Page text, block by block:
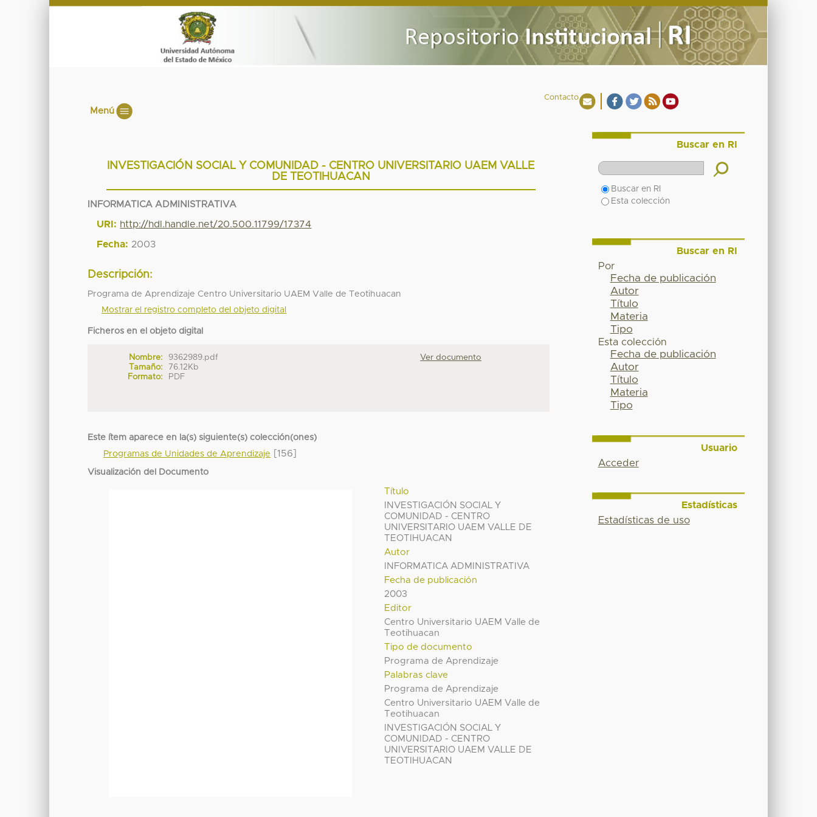
Contacto
Menú
INVESTIGACIÓN SOCIAL Y COMUNIDAD - CENTRO UNIVERSITARIO UAEM VALLE
DE TEOTIHUACAN
INFORMATICA ADMINISTRATIVA
URI: http://hdl.handle.net/20.500.11799/17374
Fecha: 2003
Descripción:
Programa de Aprendizaje Centro Universitario UAEM Valle de Teotihuacan
Mostrar el registro completo del objeto digital
Ficheros en el objeto digital
Nombre:
9362989.pdf
Tamaño:
76.12Kb
Formato:
PDF
Ver documento
Este ítem aparece en la(s) siguiente(s) colección(ones)
Programas de Unidades de Aprendizaje
[156]
Visualización del Documento
Título
INVESTIGACIÓN SOCIAL Y
COMUNIDAD - CENTRO
UNIVERSITARIO UAEM VALLE DE
TEOTIHUACAN
Autor
INFORMATICA ADMINISTRATIVA
Fecha de publicación
2003
Editor
Centro Universitario UAEM Valle de
Teotihuacan
Tipo de documento
Programa de Aprendizaje
Palabras clave
Programa de Aprendizaje
Centro Universitario UAEM Valle de
Teotihuacan
INVESTIGACIÓN SOCIAL Y
COMUNIDAD - CENTRO
UNIVERSITARIO UAEM VALLE DE
TEOTIHUACAN
Buscar en RI
Buscar en RI
Esta colección
Buscar en RI
Por
Fecha de publicación
Autor
Título
Materia
Tipo
Esta colección
Fecha de publicación
Autor
Título
Materia
Tipo
Usuario
Acceder
Estadísticas
Estadísticas de uso